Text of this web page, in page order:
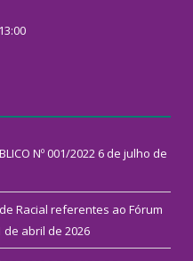
Nº 001/2022 6 de julho de
Racial referentes ao Fórum
de abril de 2026